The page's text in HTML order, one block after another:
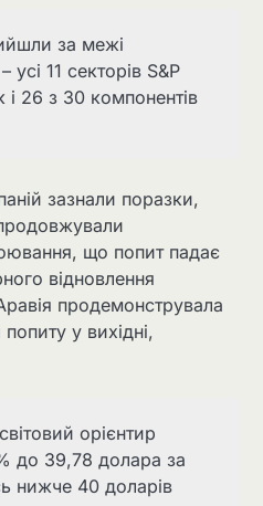
за межі
усі 11 секторів S&P
26 з 30 компонентів
зазнали поразки,
що попит падає
відновлення
продемонструвала
у вихідні,
орієнтир
до 39,78 долара за
нижче 40 доларів